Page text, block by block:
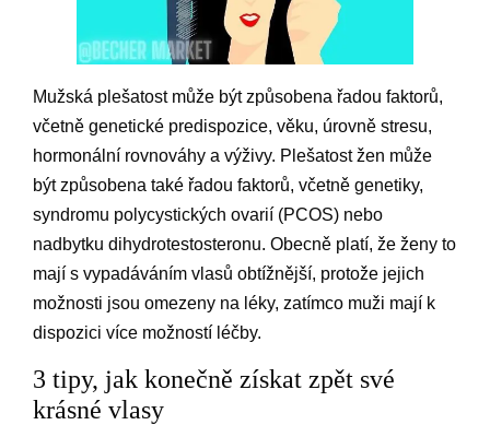
Mužská plešatost může být způsobena řadou faktorů,
včetně genetické predispozice, věku, úrovně stresu,
hormonální rovnováhy a výživy. Plešatost žen může
být způsobena také řadou faktorů, včetně genetiky,
syndromu polycystických ovarií (PCOS) nebo
nadbytku dihydrotestosteronu. Obecně platí, že ženy to
mají s vypadáváním vlasů obtížnější, protože jejich
možnosti jsou omezeny na léky, zatímco muži mají k
dispozici více možností léčby.
3 tipy, jak konečně získat zpět své
krásné vlasy